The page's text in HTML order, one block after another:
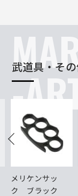
武道具・そ
-
メリケンサッ
ク ブラック